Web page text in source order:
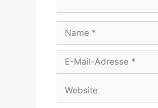
Name
Adresse
Website